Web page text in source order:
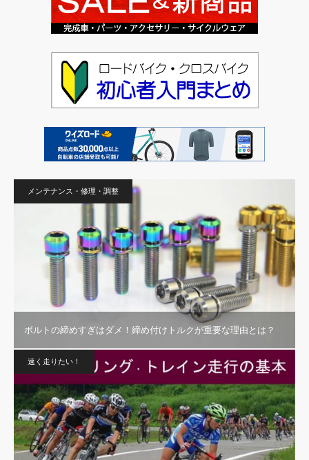
メンテナンス・修理・調整
ボルトの締めすぎはダメ！締め付けトルクが重要な理由とは？
速く走りたい！